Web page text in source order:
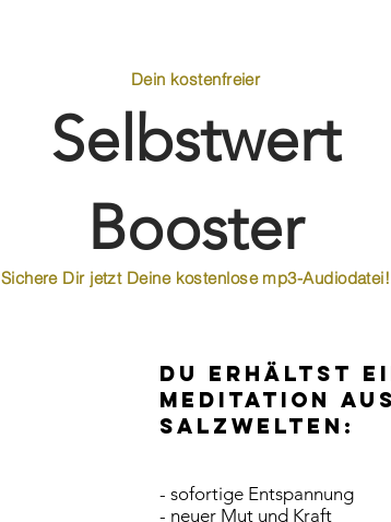
Dein kostenfreier
Selbstwert
Booster
Sichere Dir jetzt Deine kostenlose mp3-Audiodatei!
Du erhältst
Meditation
Salzwelten:
- sofortige Entspannung
- neuer Mut und Kraft